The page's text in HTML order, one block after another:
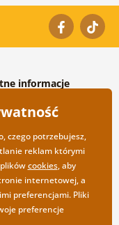
informacje
pytania
hurtowa
czego potrzebujesz,
reklam którymi
cookies, aby
internetowej, a
preferencjami. Pliki
preferencje